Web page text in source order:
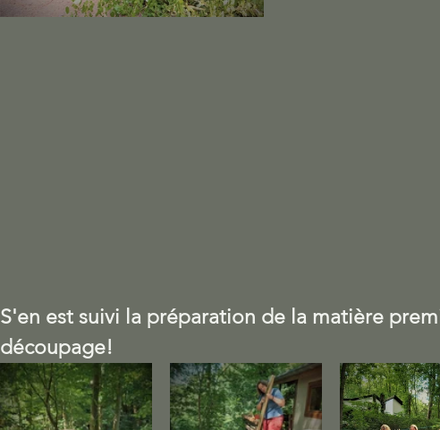
S'en est suivi la préparation de la matière
découpage!